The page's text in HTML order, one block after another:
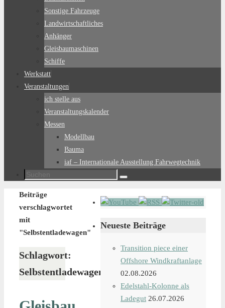
Sonstige Fahrzeuge
Landwirtschaftliches
Anhänger
Gleisbaumaschinen
Schiffe
Werkstatt
Veranstaltungen
ich stelle aus
Veranstaltungskalender
Messen
Modellbau
Bauma
iaf – Internationale Ausstellung Fahrwegtechnik
Suchen
Suchen
Start
Beiträge
verschlagwortet
mit
"Selbstentladewagen"
Schlagwort:
Selbstentladewagen
Neueste Beiträge
Transition piece einer
Offshore Windkraftanlage
02.08.2026
Edelstahl-Kolonne als
Ladegut 26.07.2026